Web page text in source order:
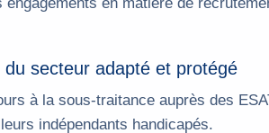
secteur adapté et protégé
à la sous-traitance auprès des
indépendants handicapés.